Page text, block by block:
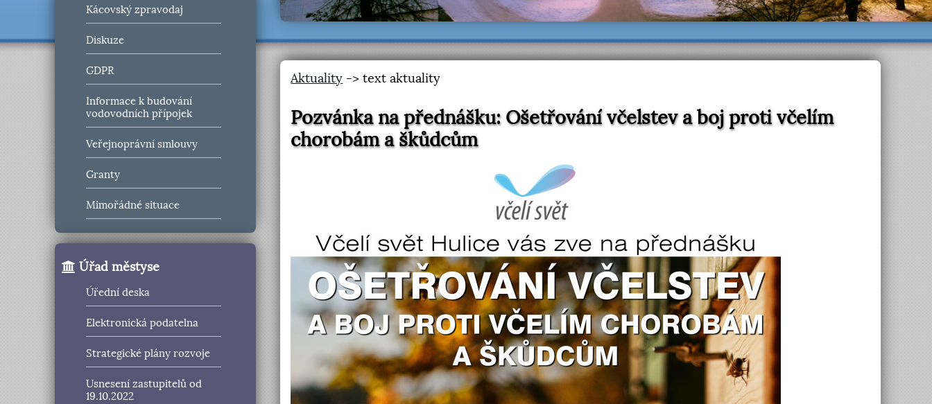
Kácovský zpravodaj
Diskuze
GDPR
Informace k budování
vodovodních přípojek
Veřejnoprávní smlouvy
Granty
Mimořádné situace
Úřad městyse
Úřední deska
Elektronická podatelna
Strategické plány rozvoje
Usnesení zastupitelů od
19.10.2022
Aktuality -> text aktuality
Pozvánka na přednášku: Ošetřování včelstev a boj proti včelím
chorobám a škůdcům